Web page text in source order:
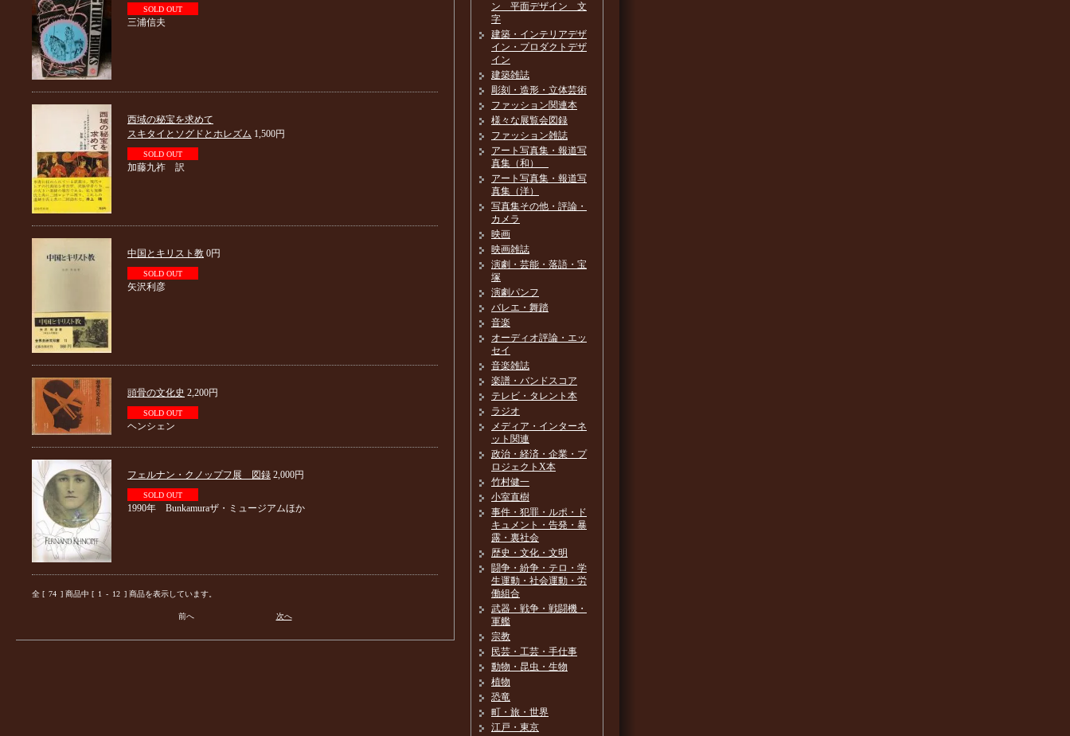
SOLD OUT
三浦信夫
西域の秘宝を求めて
スキタイとソグドとホレズム 1,500円
SOLD OUT
加藤九祚 訳
中国とキリスト教 0円
SOLD OUT
矢沢利彦
頭骨の文化史 2,200円
SOLD OUT
ヘンシェン
フェルナン・クノップフ展 図録 2,000円
SOLD OUT
1990年 Bunkamuraザ・ミュージアムほか
全 [ 74 ] 商品中 [ 1 - 12 ] 商品を表示しています。
前へ 次へ
ン 平面デザイン 文
字
建築・インテリアデザ
イン・プロダクトデザ
イン
建築雑誌
彫刻・造形・立体芸術
ファッション関連本
様々な展覧会図録
ファッション雑誌
アート写真集・報道写
真集（和）
アート写真集・報道写
真集（洋）
写真集その他・評論・
カメラ
映画
映画雑誌
演劇・芸能・落語・宝
塚
演劇パンフ
バレエ・舞踏
音楽
オーディオ評論・エッ
セイ
音楽雑誌
楽譜・バンドスコア
テレビ・タレント本
ラジオ
メディア・インターネ
ット関連
政治・経済・企業・プ
ロジェクトX本
竹村健一
小室直樹
事件・犯罪・ルポ・ド
キュメント・告発・暴
露・裏社会
歴史・文化・文明
闘争・紛争・テロ・学
生運動・社会運動・労
働組合
武器・戦争・戦闘機・
軍艦
宗教
民芸・工芸・手仕事
動物・昆虫・生物
植物
恐竜
町・旅・世界
江戸・東京